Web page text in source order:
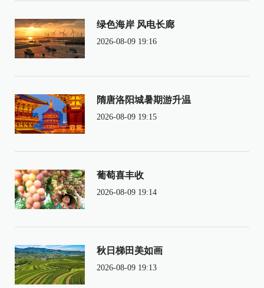
绿色海岸 风电长廊
2026-08-09 19:16
隋唐洛阳城暑期游升温
2026-08-09 19:15
葡萄喜丰收
2026-08-09 19:14
秋日梯田美如画
2026-08-09 19:13